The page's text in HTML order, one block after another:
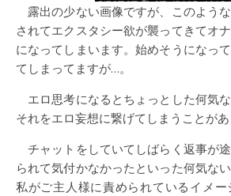
露出の少ない画像ですが、このよう
されてエクスタシー欲が襲ってきてオ
になってしまいます。始めそうになっ
てしまってますが…。
エロ思考になるとちょっとした何気な
それをエロ妄想に繋げてしまうことがあ
チャットをしていてしばらく返事が
られて気付かなかったといった何気な
私がご主人様に責められているイメ